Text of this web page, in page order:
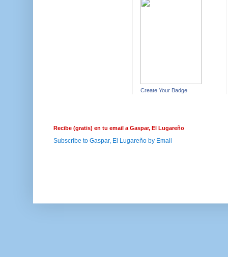
Create Your Badge
Recibe (gratis) en tu email a Gaspar, El Lugareño
Subscribe to Gaspar, El Lugareño by Email